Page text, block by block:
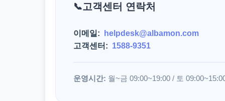
고객센터 연락처
이메일:
helpdesk@albamon.com
고객센터: 1588-9351
운영시간: 월~금 09:00~19:00 / 토